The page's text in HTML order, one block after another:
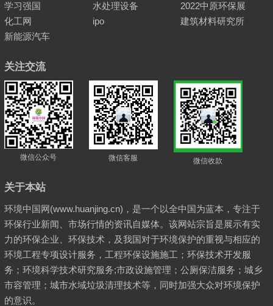
学习强国 水处理设备
2022中原环保展
化工网
ipo
建筑材料研究所
新能源汽车
关注交流
微信公众号 微信客服 微信收款
关于本站
环境中国网(www.huanjing.cn)，是一个以全中国为蓝本，专注于
环保行业新闻、市场行情的资讯自媒体。该网站宗旨是展示有实
力的环保企业、环保技术，及我国对于环境保护的重视与相应的
环境工程专项设计服务，工程环保设施施工；环保技术开发服
务；环境科学技术研究服务;市政设施管理；公厕保洁服务；城乡
市容管理；城市水域垃圾清理技术等，同时加强大众对环境保护
的意识。